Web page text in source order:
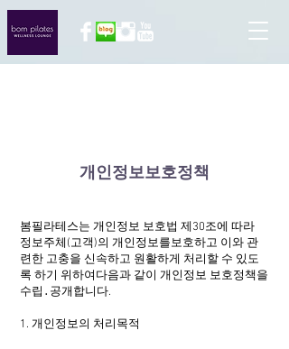
개인정보보호정책
봄필라테스는 개인정보 보호법 제30조에 따라
정보주체(고객)의 개인정보를보호하고 이와 관
련한 고충을 신속하고 원활하게 처리할 수 있도
록 하기 위하여다음과 같이 개인정보 보호정책을
수립․공개합니다.
1. 개인정보의 처리목적